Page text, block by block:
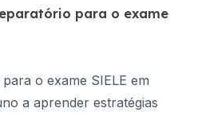
para o exame
o exame SIELE em
a aprender estratégias